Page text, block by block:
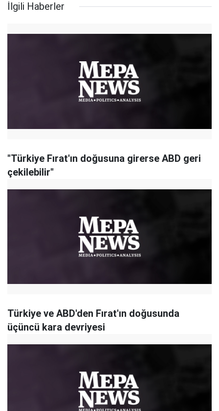
İlgili Haberler
"Türkiye Fırat'ın doğusuna girerse ABD geri
çekilebilir"
Türkiye ve ABD'den Fırat'ın doğusunda
üçüncü kara devriyesi